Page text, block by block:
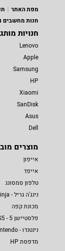
מפת האתר
חנות מחשבים
חנויות מותג
Lenovo
Apple
Samsung
HP
Xiaomi
SanDisk
Asus
Dell
מוצרים
אייפון
אייפד
טלפון סמסונג
נינג'ה גריל - Ninja
מכונת קפה
פלסטיישן 5 - PS5
נינטנדו - Nintendo
מדפסת HP